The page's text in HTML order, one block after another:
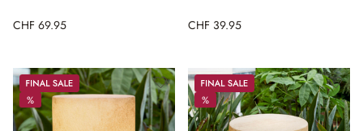
CHF 69.95 CHF 39.95
Sale
%
%
Sale
%
%